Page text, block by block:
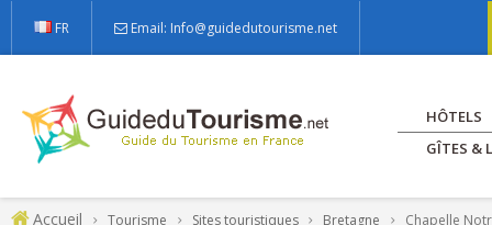
FR Email: Info@guidedutourisme.net
HÔTELS
GÎTES &
Accueil Tourisme Sites touristiques Bretagne Chapelle